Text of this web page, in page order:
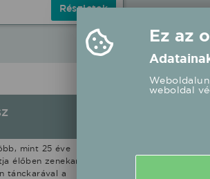
Részletek
mint 25 éve
élőben zenekarával,
tánckarával a
Ez az
weboldal